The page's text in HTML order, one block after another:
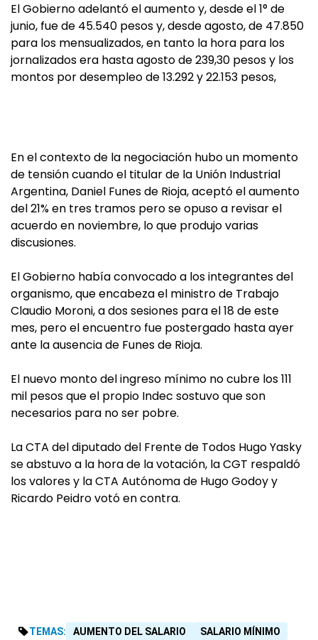
El Gobierno adelantó el aumento y, desde el 1° de
junio, fue de 45.540 pesos y, desde agosto, de 47.850
para los mensualizados, en tanto la hora para los
jornalizados era hasta agosto de 239,30 pesos y los
montos por desempleo de 13.292 y 22.153 pesos,
En el contexto de la negociación hubo un momento
de tensión cuando el titular de la Unión Industrial
Argentina, Daniel Funes de Rioja, aceptó el aumento
del 21% en tres tramos pero se opuso a revisar el
acuerdo en noviembre, lo que produjo varias
discusiones.
El Gobierno había convocado a los integrantes del
organismo, que encabeza el ministro de Trabajo
Claudio Moroni, a dos sesiones para el 18 de este
mes, pero el encuentro fue postergado hasta ayer
ante la ausencia de Funes de Rioja.
El nuevo monto del ingreso mínimo no cubre los 111
mil pesos que el propio Indec sostuvo que son
necesarios para no ser pobre.
La CTA del diputado del Frente de Todos Hugo Yasky
se abstuvo a la hora de la votación, la CGT respaldó
los valores y la CTA Autónoma de Hugo Godoy y
Ricardo Peidro votó en contra.
TEMAS: AUMENTO DEL SALARIO SALARIO MÍNIMO